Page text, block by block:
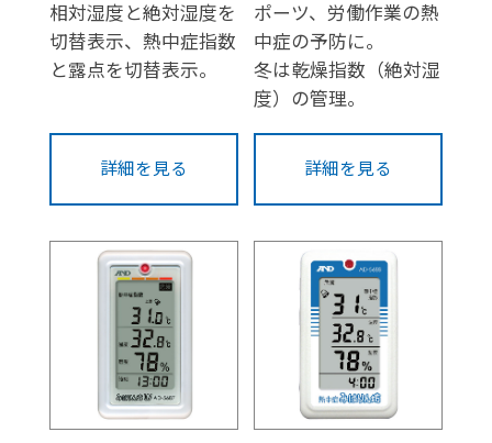
相対湿度と絶対湿度を
切替表示、熱中症指数
と露点を切替表示。
詳細を見る
ポーツ、労働作業の熱
中症の予防に。
冬は乾燥指数（絶対湿
度）の管理。
詳細を見る